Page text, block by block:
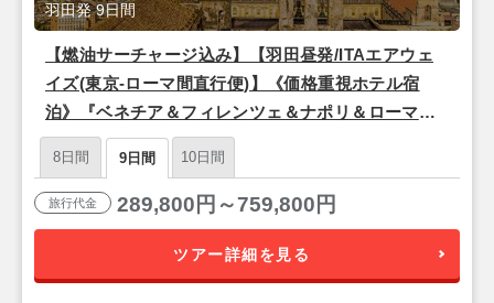
【燃油サーチャージ込み】【羽田昼発/ITAエアウェ
イズ(東京-ローマ間直行便)】《価格重視ホテル宿
泊》『ベネチア＆フィレンツェ＆ナポリ＆ローマ』9
日間
羽田発 9日間
8日間 9日間 10日間
旅行代金 289,800円～759,800円
ツアー詳細を見る